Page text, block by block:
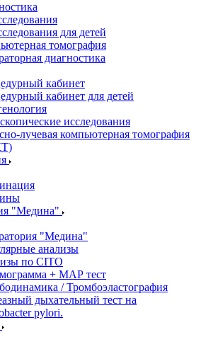
для детей
томография
диагностика
кабинет
кабинет для детей
исследования
лучевая компьютерная томография
"Медина"
"Медина"
анализы
по CITO
+ МАР тест
/ Тромбоэластография
дыхательный тест на
pylori.